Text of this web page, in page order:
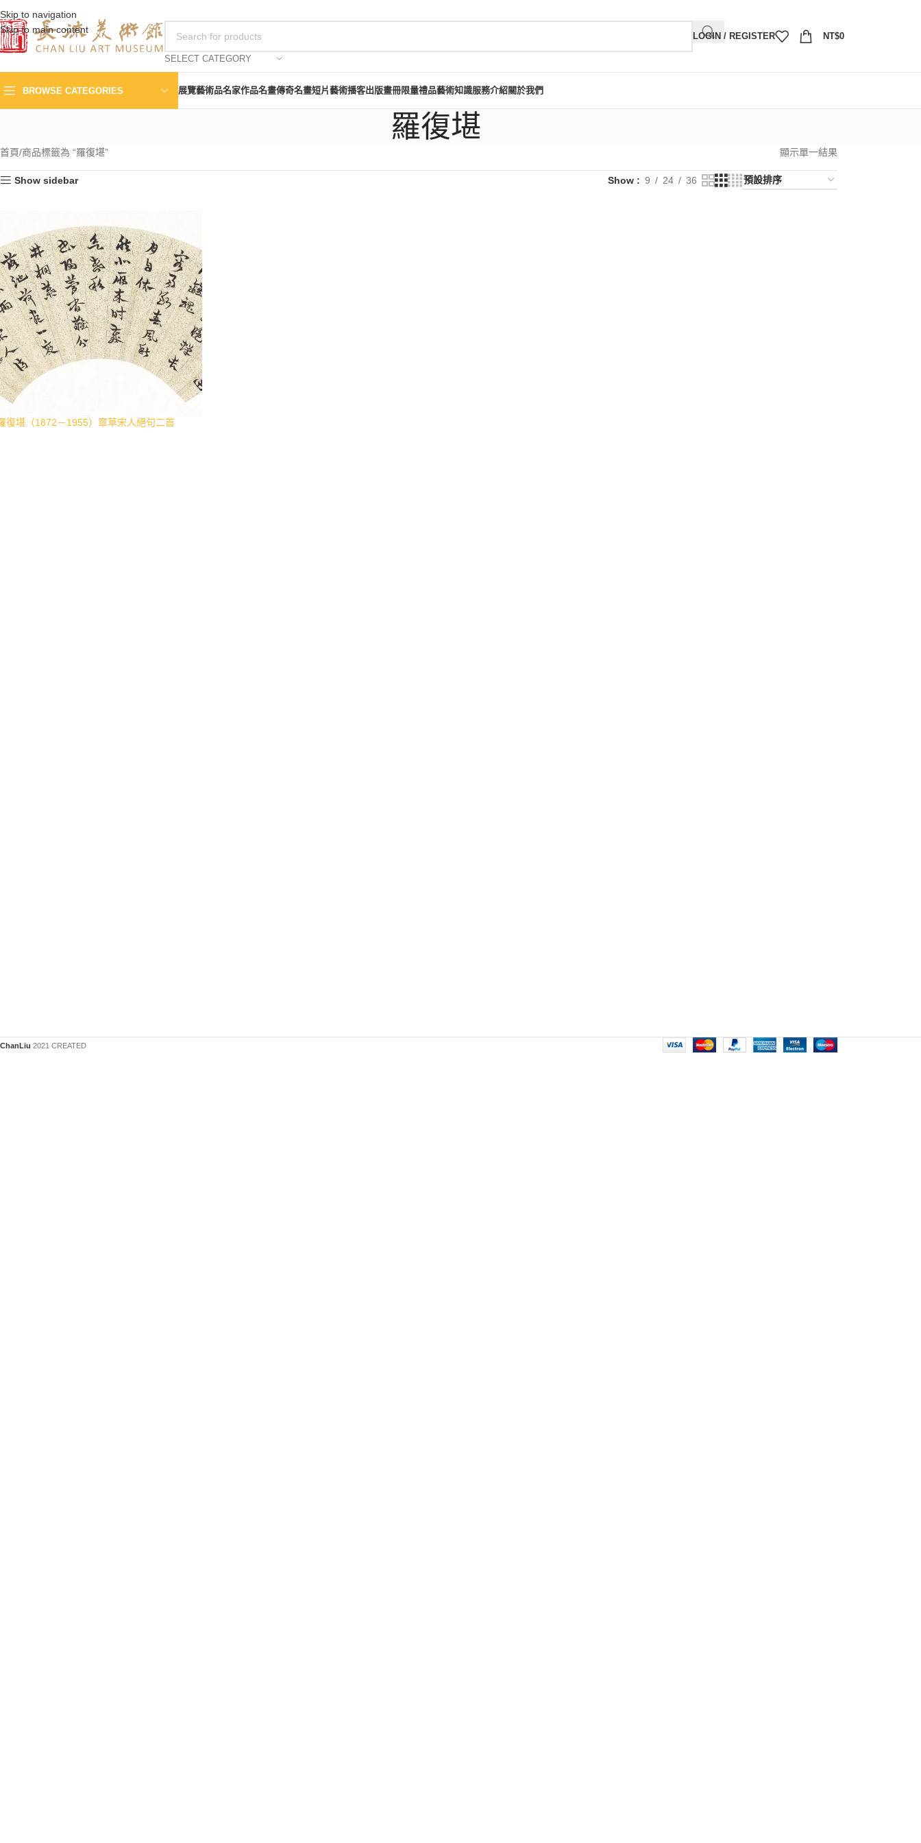
Skip to navigation
Skip to main content
SELECT CATEGORY
LOGIN / REGISTER NT$0
BROWSE CATEGORIES 展覽藝術品名家作品名畫傳奇名畫短片藝術播客出版畫冊限量禮品藝術知識服務介紹關於我們
羅復堪
首頁 商品標籤為 “羅復堪” 顯示單一結果
Show sidebar Show 9 24 36
復堪（1872－1955）章草宋人絕句二首
ChanLiu 2021 CREATED